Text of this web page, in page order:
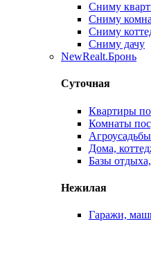
Сниму
Сниму
Сниму
Сниму дачу
NewRealt.Бронь
Суточная
Квартиры
Комнаты
Агроусадьбы
Дома,
Базы
Нежилая
Гаражи,